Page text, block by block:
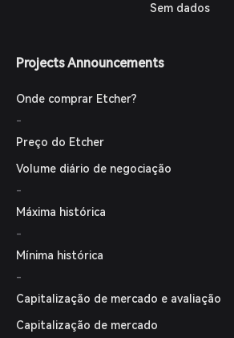
Sem dados
Projects Announcements
Onde comprar Etcher?
-
Preço do Etcher
Volume diário de negociação
-
Máxima histórica
-
Mínima histórica
-
Capitalização de mercado e avaliação
Capitalização de mercado